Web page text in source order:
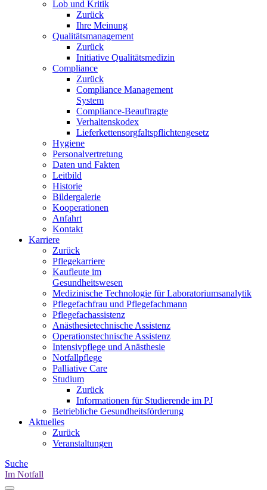
Lob und Kritik
Zurück
Ihre Meinung
Qualitätsmanagement
Zurück
Initiative Qualitätsmedizin
Compliance
Zurück
Compliance Management
System
Compliance-Beauftragte
Verhaltenskodex
Lieferkettensorgfaltspflichtengesetz
Hygiene
Personalvertretung
Daten und Fakten
Leitbild
Historie
Bildergalerie
Kooperationen
Anfahrt
Kontakt
Karriere
Zurück
Pflegekarriere
Kaufleute im
Gesundheitswesen
Medizinische Technologie für Laboratoriumsanalytik
Pflegefachfrau und Pflegefachmann
Pflegefachassistenz
Anästhesietechnische Assistenz
Operationstechnische Assistenz
Intensivpflege und Anästhesie
Notfallpflege
Palliative Care
Studium
Zurück
Informationen für Studierende im PJ
Betriebliche Gesundheitsförderung
Aktuelles
Zurück
Veranstaltungen
Suche
Im Notfall